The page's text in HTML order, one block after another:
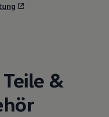
Teile &